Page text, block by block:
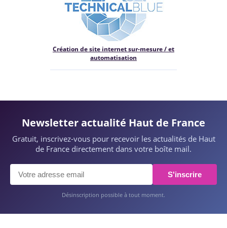
Création de site internet sur-mesure / et
automatisation
Newsletter actualité Haut de France
Gratuit, inscrivez-vous pour recevoir les actualités de Haut
de France directement dans votre boîte mail.
S'inscrire
Désinscription possible à tout moment.